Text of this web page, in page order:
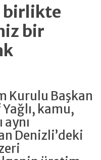
birlikte
bir
Kurulu Başkan
Yağlı, kamu,
aynı
Denizli’deki